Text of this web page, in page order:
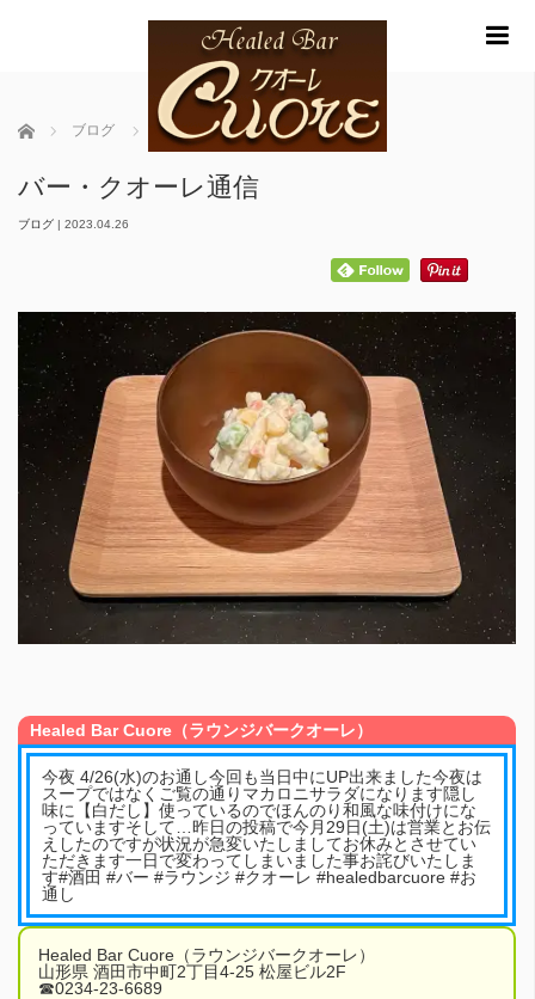
ホーム ブログ バー・クオーレ通信
バー・クオーレ通信
ブログ | 2023.04.26
Healed Bar Cuore（ラウンジバークオーレ）
今夜 4/26(水)のお通し今回も当日中にUP出来ました今夜は
スープではなくご覧の通りマカロニサラダになります隠し
味に【白だし】使っているのでほんのり和風な味付けにな
っていますそして…昨日の投稿で今月29日(土)は営業とお伝
えしたのですが状況が急変いたしましてお休みとさせてい
ただきます一日で変わってしまいました事お詫びいたしま
す#酒田 #バー #ラウンジ #クオーレ #healedbarcuore #お
通し
Healed Bar Cuore（ラウンジバークオーレ）
山形県 酒田市中町2丁目4-25 松屋ビル2F
☎︎0234-23-6689